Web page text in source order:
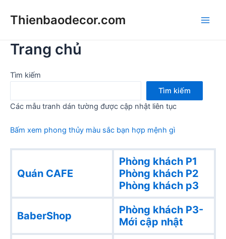
Thienbaodecor.com
Trang chủ
Tìm kiếm
Tìm kiếm
Các mẫu tranh dán tường được cập nhật liên tục
Bấm xem phong thủy màu sắc bạn hợp mệnh gì
Quán CAFE
Phòng khách P1
Phòng khách P2
Phòng khách p3
BaberShop
Phòng khách P3-
Mới cập nhật